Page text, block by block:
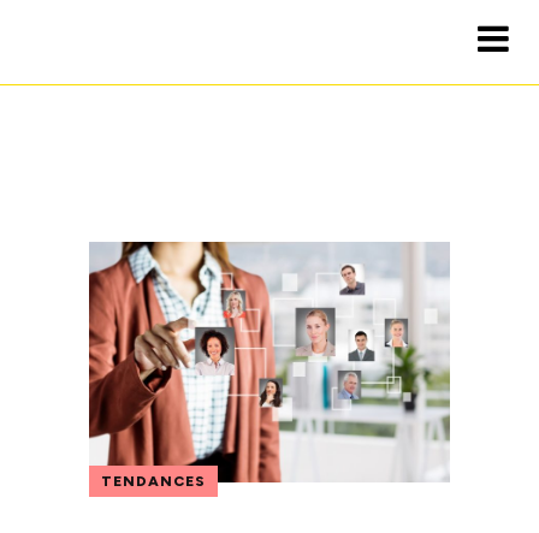
TENDANCES